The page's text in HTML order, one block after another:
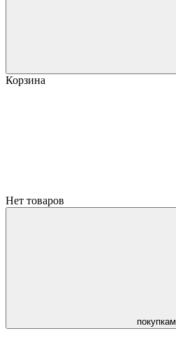
Корзина
Нет товаров
покупкам